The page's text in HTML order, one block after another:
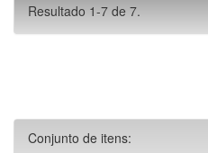
Resultado 1-7 de 7.
Conjunto de itens: